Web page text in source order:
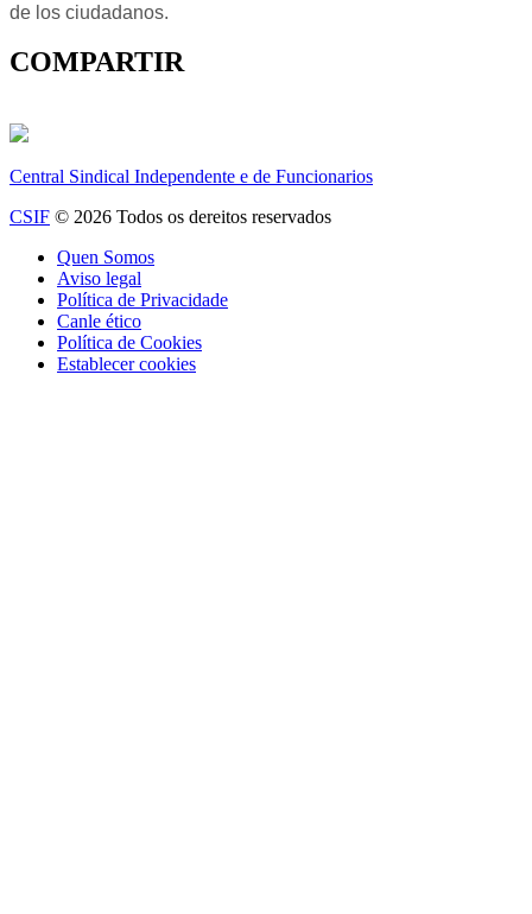
de los ciudadanos.
COMPARTIR
Central Sindical Independente e de Funcionarios
CSIF © 2026 Todos os dereitos reservados
Quen Somos
Aviso legal
Política de Privacidade
Canle ético
Política de Cookies
Establecer cookies